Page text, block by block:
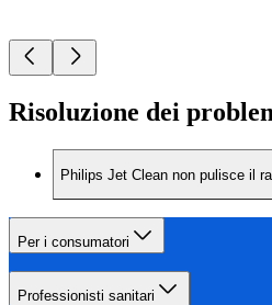
Risoluzione dei
Philips Jet Clean non pulisce il
Per i consumatori
Professionisti sanitari